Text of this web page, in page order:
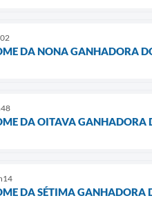
DA NONA GANHADORA
DA OITAVA GANHADORA
DA SÉTIMA GANHADORA